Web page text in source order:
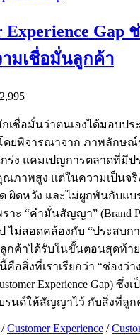
Experience Gap
มเชื่อมั่นลูกค้า
2,995
เชื่อมั่นว่าตนเองได้มอบป
ดยพิจารณาจาก ภาพลักษณ์
กร่ง แคมเปญการตลาดที่มี
าพสูง แต่ในความเป็นจริ
ผิดหวัง และไม่ผูกพันกับแบ
าะ “คำมั่นสัญญา” (Brand
ไม่สอดคล้องกับ “ประสบกา
ที่ลูกค้าได้รับในขั้นตอนสุดท้า
อสิ่งที่เราเรียกว่า “ช่องว่
Experience Gap) ซึ่
รนด์ให้สัญญาไว้ กับสิ่งที่ลูก
/Customer Experience /